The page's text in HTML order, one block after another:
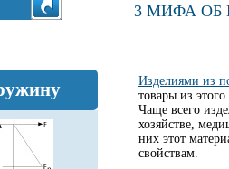
3 МИФА ОБ
Изделиями из
товары из
Чаще всего
хозяйстве,
них этот
свойствам.